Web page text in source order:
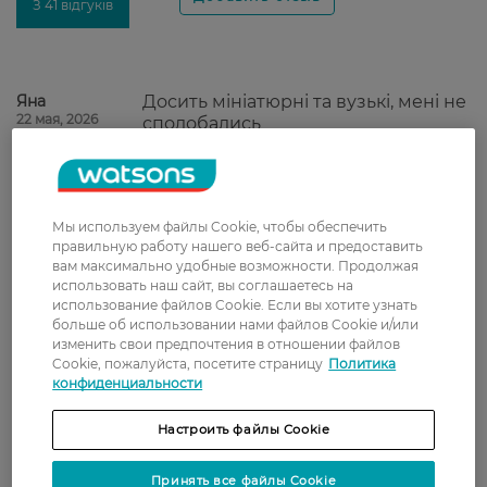
З 41 відгуків
Яна
22 мая, 2026
Досить мініатюрні та вузькі, мені не
сподобались
Аліна
Доверяю этой торговой марке.
категории "дешево и сердито" -
мне нравится.
Наталія
21 октября, 2021
Классический бюджетный
вариант ежедневных прокладок от
Bella. Мне нравятся.
Оксана
21 августа, 2021
Гарні, якісні прокладки на кожен
день. Ціна адекватна.
Неплохие прокладочки. Отлично
Мы используем файлы Cookie, чтобы обеспечить
правильную работу нашего веб-сайта и предоставить
вам максимально удобные возможности. Продолжая
использовать наш сайт, вы соглашаетесь на
использование файлов Cookie. Если вы хотите узнать
больше об использовании нами файлов Cookie и/или
изменить свои предпочтения в отношении файлов
Cookie, пожалуйста, посетите страницу Политика
конфиденциальности
Настроить файлы Cookie
Принять все файлы Cookie